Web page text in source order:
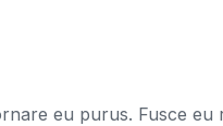
eu purus. Fusce eu